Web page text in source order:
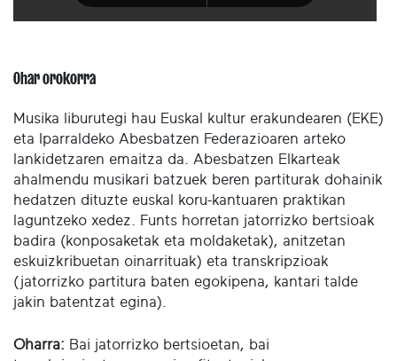
Ohar orokorra
Musika liburutegi hau Euskal kultur erakundearen (EKE)
eta Iparraldeko Abesbatzen Federazioaren arteko
lankidetzaren emaitza da. Abesbatzen Elkarteak
ahalmendu musikari batzuek beren partiturak dohainik
hedatzen dituzte euskal koru-kantuaren praktikan
laguntzeko xedez. Funts horretan jatorrizko bertsioak
badira (konposaketak eta moldaketak), anitzetan
eskuizkribuetan oinarrituak) eta transkripzioak
(jatorrizko partitura baten egokipena, kantari talde
jakin batentzat egina).
Oharra: Bai jatorrizko bertsioetan, bai